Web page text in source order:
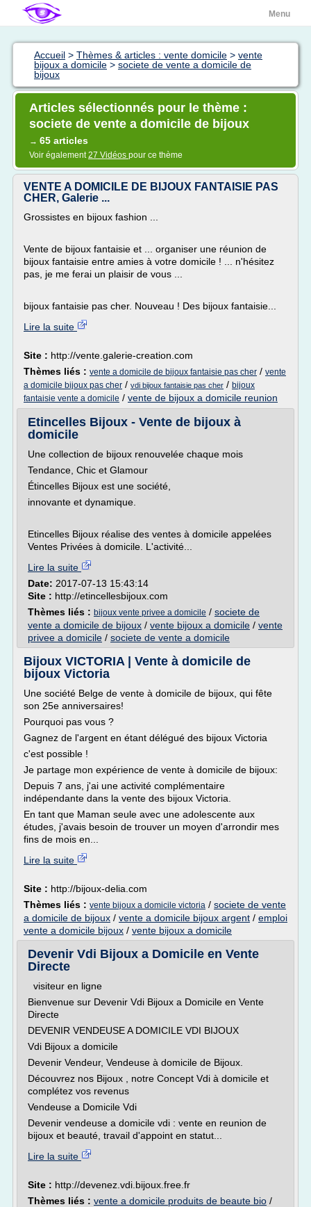
Menu
Accueil > Thèmes & articles : vente domicile > vente
bijoux a domicile > societe de vente a domicile de
bijoux
Articles sélectionnés pour le thème :
societe de vente a domicile de bijoux
→ 65 articles
Voir également27 Vidéos pour ce thème
VENTE A DOMICILE DE BIJOUX FANTAISIE PAS
CHER, Galerie ...
Grossistes en bijoux fashion ...
Vente de bijoux fantaisie et ... organiser une réunion de
bijoux fantaisie entre amies à votre domicile ! ... n'hésitez
pas, je me ferai un plaisir de vous ...
bijoux fantaisie pas cher. Nouveau ! Des bijoux fantaisie...
Lire la suite
Site : http://vente.galerie-creation.com
Thèmes liés : vente a domicile de bijoux fantaisie pas cher / vente
a domicile bijoux pas cher / vdi bijoux fantaisie pas cher / bijoux
fantaisie vente a domicile / vente de bijoux a domicile reunion
Etincelles Bijoux - Vente de bijoux à
domicile
Une collection de bijoux renouvelée chaque mois
Tendance, Chic et Glamour
Étincelles Bijoux est une société,
innovante et dynamique.
Etincelles Bijoux réalise des ventes à domicile appelées
Ventes Privées à domicile. L'activité...
Lire la suite
Date: 2017-07-13 15:43:14
Site : http://etincellesbijoux.com
Thèmes liés : bijoux vente privee a domicile / societe de
vente a domicile de bijoux / vente bijoux a domicile / vente
privee a domicile / societe de vente a domicile
Bijoux VICTORIA | Vente à domicile de
bijoux Victoria
Une société Belge de vente à domicile de bijoux, qui fête
son 25e anniversaires!
Pourquoi pas vous ?
Gagnez de l'argent en étant délégué des bijoux Victoria
c'est possible !
Je partage mon expérience de vente à domicile de bijoux:
Depuis 7 ans, j'ai une activité complémentaire
indépendante dans la vente des bijoux Victoria.
En tant que Maman seule avec une adolescente aux
études, j'avais besoin de trouver un moyen d'arrondir mes
fins de mois en...
Lire la suite
Site : http://bijoux-delia.com
Thèmes liés : vente bijoux a domicile victoria / societe de vente
a domicile de bijoux / vente a domicile bijoux argent / emploi
vente a domicile bijoux / vente bijoux a domicile
Devenir Vdi Bijoux a Domicile en Vente
Directe
visiteur en ligne
Bienvenue sur Devenir Vdi Bijoux a Domicile en Vente
Directe
DEVENIR VENDEUSE A DOMICILE VDI BIJOUX
Vdi Bijoux a domicile
Devenir Vendeur, Vendeuse à domicile de Bijoux.
Découvrez nos Bijoux , notre Concept Vdi à domicile et
complétez vos revenus
Vendeuse a Domicile Vdi
Devenir vendeuse a domicile vdi : vente en reunion de
bijoux et beauté, travail d'appoint en statut...
Lire la suite
Site : http://devenez.vdi.bijoux.free.fr
Thèmes liés : vente a domicile produits de beaute bio /